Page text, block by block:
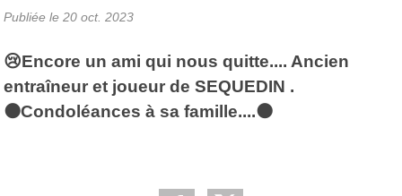
Publiée le 20 oct. 2023
😢Encore un ami qui nous quitte.... Ancien
entraîneur et joueur de SEQUEDIN .
⚫Condoléances à sa famille....⚫